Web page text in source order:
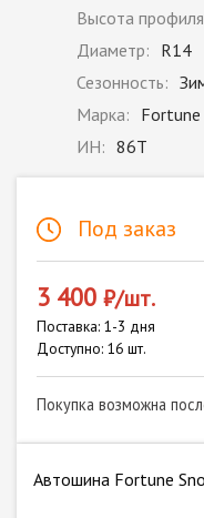
Высота
Диаметр: R14
Сезонность:
Марка: Fortune
ИН: 86T
Под заказ
3 400 ₽/шт.
Поставка: 1-3 дня
Доступно: 16 шт.
Покупка возможна
Автошина Fortune